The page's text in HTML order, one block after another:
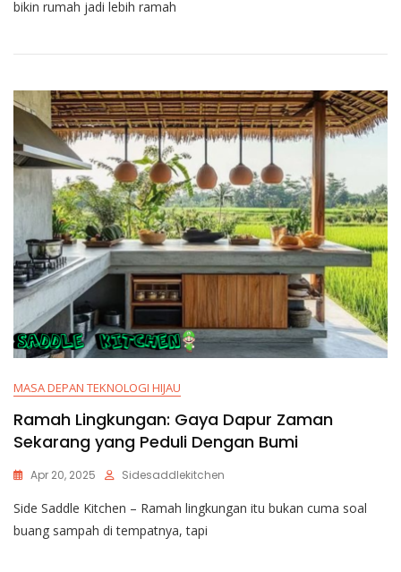
bikin rumah jadi lebih ramah
MASA DEPAN TEKNOLOGI HIJAU
Ramah Lingkungan: Gaya Dapur Zaman
Sekarang yang Peduli Dengan Bumi
Apr 20, 2025 Sidesaddlekitchen
Side Saddle Kitchen – Ramah lingkungan itu bukan cuma soal
buang sampah di tempatnya, tapi